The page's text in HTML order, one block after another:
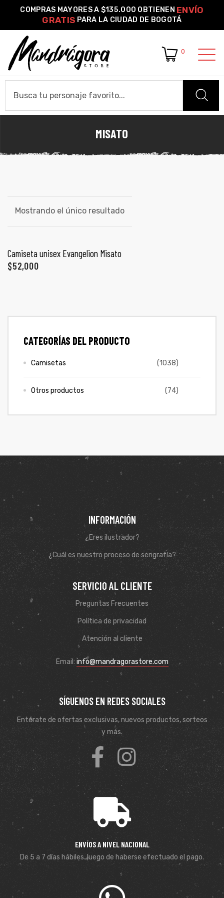
COMPRAS MAYORES A $135.000 OBTIENEN ENVÍO
GRATIS PARA LA CIUDAD DE BOGOTÁ
0
Pines Metálicos Esmaltados
Stickers
Cartas Pokémon Diseños Fan Art
Funko Pop!
Buzos
PROMO 2X1
Entérate de ofertas exclusivas, nuevos productos, sorteos
y más.
MISATO
Mostrando el único resultado
Camiseta unisex Evangelion Misato
$52,000
CATEGORÍAS DEL PRODUCTO
Camisetas (1038)
Otros productos (74)
INFORMACIÓN
¿Eres ilustrador?
¿Cuál es nuestro proceso de serigrafía?
SERVICIO AL CLIENTE
Preguntas Frecuentes
Política de privacidad
Atención al cliente
Email: info@mandragorastore.com
SÍGUENOS EN REDES SOCIALES
Entérate de ofertas exclusivas, nuevos productos, sorteos
y más.
ENVÍOS A NIVEL NACIONAL
De 5 a 7 días hábiles. luego de haberse efectuado el pago.
Guía
tu
Store